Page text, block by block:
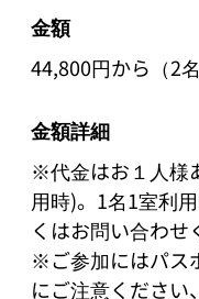
金額
44,800円から（2
金額詳細
※代金はお１人様
用時)。1名1室利
くはお問い合わせ
※ご参加にはパス
にご注意ください